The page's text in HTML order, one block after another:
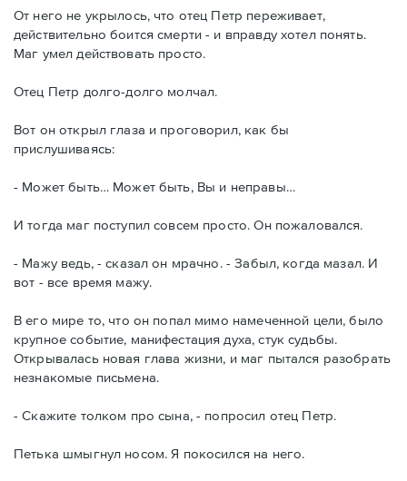
От него не укрылось, что отец Петр переживает,
действительно боится смерти - и вправду хотел понять.
Маг умел действовать просто.
Отец Петр долго-долго молчал.
Вот он открыл глаза и проговорил, как бы
прислушиваясь:
- Может быть… Может быть, Вы и неправы…
И тогда маг поступил совсем просто. Он пожаловался.
- Мажу ведь, - сказал он мрачно. - Забыл, когда мазал. И
вот - все время мажу.
В его мире то, что он попал мимо намеченной цели, было
крупное событие, манифестация духа, стук судьбы.
Открывалась новая глава жизни, и маг пытался разобрать
незнакомые письмена.
- Скажите толком про сына, - попросил отец Петр.
Петька шмыгнул носом. Я покосился на него.